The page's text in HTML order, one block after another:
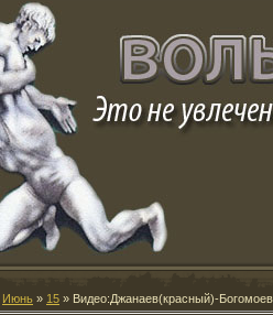
Июнь » 15 » Видео:Джанаев(красный)-